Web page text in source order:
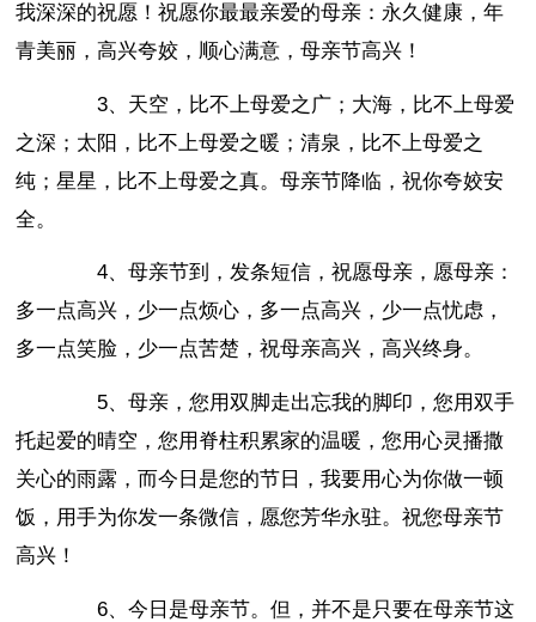
我深深的祝愿！祝愿你最最亲爱的母亲：永久健康，年
青美丽，高兴夸姣，顺心满意，母亲节高兴！
3、天空，比不上母爱之广；大海，比不上母爱
之深；太阳，比不上母爱之暖；清泉，比不上母爱之
纯；星星，比不上母爱之真。母亲节降临，祝你夸姣安
全。
4、母亲节到，发条短信，祝愿母亲，愿母亲：
多一点高兴，少一点烦心，多一点高兴，少一点忧虑，
多一点笑脸，少一点苦楚，祝母亲高兴，高兴终身。
5、母亲，您用双脚走出忘我的脚印，您用双手
托起爱的晴空，您用脊柱积累家的温暖，您用心灵播撒
关心的雨露，而今日是您的节日，我要用心为你做一顿
饭，用手为你发一条微信，愿您芳华永驻。祝您母亲节
高兴！
6、今日是母亲节。但，并不是只要在母亲节这